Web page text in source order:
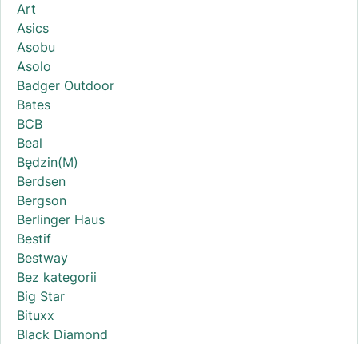
Art
Asics
Asobu
Asolo
Badger Outdoor
Bates
BCB
Beal
Będzin(M)
Berdsen
Bergson
Berlinger Haus
Bestif
Bestway
Bez kategorii
Big Star
Bituxx
Black Diamond